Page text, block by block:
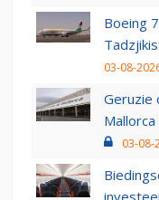
Boeing
03-08-
Geruzie
Mallorca
03-08-